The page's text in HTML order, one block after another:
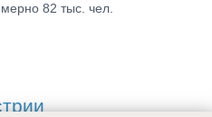
82 тыс. чел.